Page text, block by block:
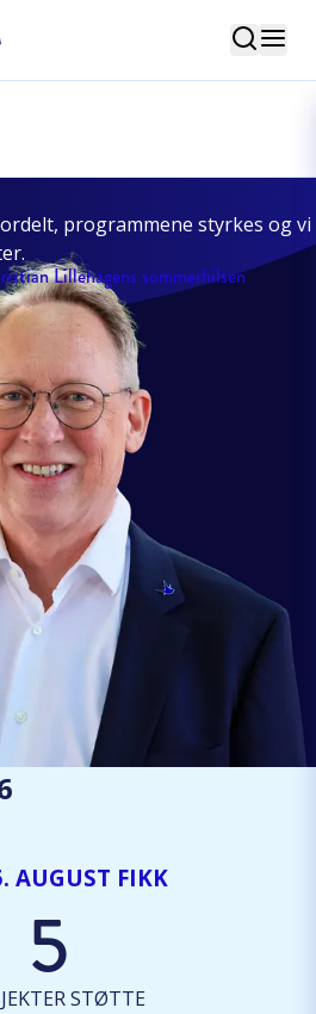
Søk
programmene styrkes og vi
Lillehagens sommerhilsen
AUGUST FIKK
5 STØTTE